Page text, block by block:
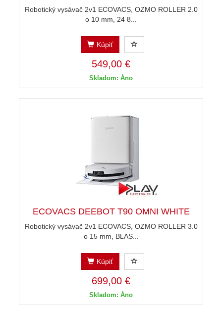
Robotický vysávač 2v1 ECOVACS, OZMO ROLLER 2.0
o 10 mm, 24 8...
Kúpiť
549,00 €
Skladom: Áno
ECOVACS DEEBOT T90 OMNI WHITE
Robotický vysávač 2v1 ECOVACS, OZMO ROLLER 3.0
o 15 mm, BLAS...
Kúpiť
699,00 €
Skladom: Áno